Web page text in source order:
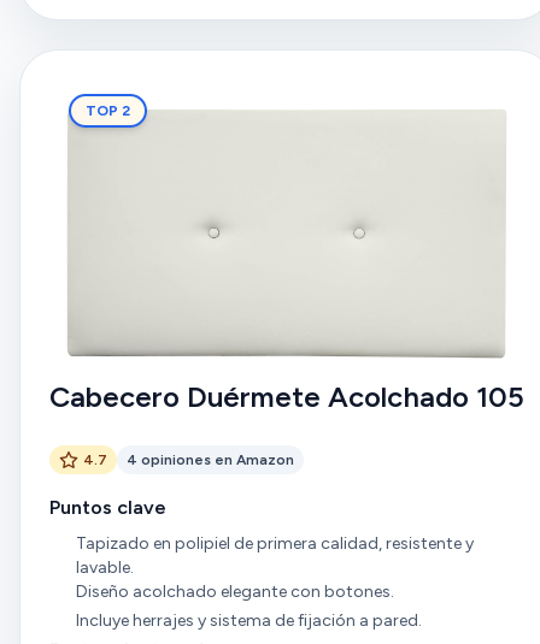
TOP 2
Cabecero Duérmete Acolchado 105
4.7 4 opiniones en Amazon
Puntos clave
Tapizado en polipiel de primera calidad, resistente y
lavable.
Diseño acolchado elegante con botones.
Incluye herrajes y sistema de fijación a pared.